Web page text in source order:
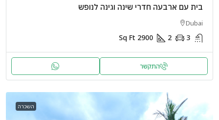
בית עם ארבעה חדרי שינה וגינה לנופש
Dubai
3
2
2900
Sq Ft
התקשר
השכרה